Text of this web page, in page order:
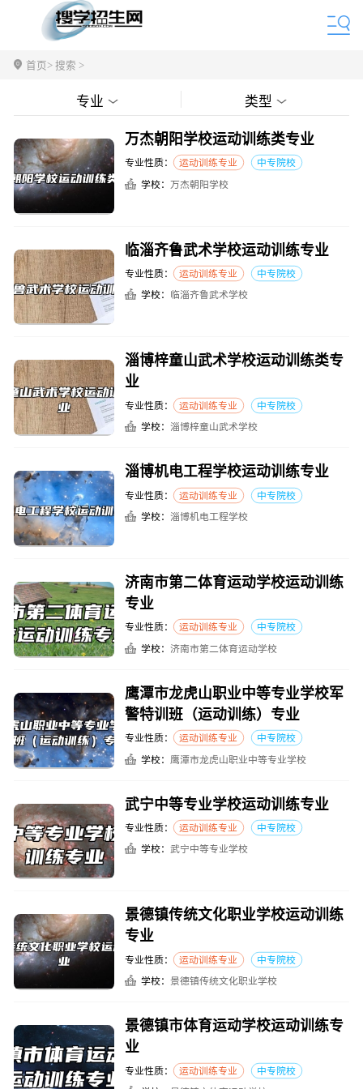
首页> 搜索 >
专业 类型
万杰朝阳学校运动训练类专业
专业性质： 运动训练专业
中专院校
学校： 万杰朝阳学校
临淄齐鲁武术学校运动训练专业
专业性质： 运动训练专业
中专院校
学校：
临淄齐鲁武术学校
淄博梓童山武术学校运动训练类专
业
专业性质： 运动训练专业
中专院校
学校： 淄博梓童山武术学校
淄博机电工程学校运动训练专业
专业性质： 运动训练专业
中专院校
学校： 淄博机电工程学校
济南市第二体育运动学校运动训练
专业
专业性质： 运动训练专业
中专院校
学校： 济南市第二体育运动学校
鹰潭市龙虎山职业中等专业学校军
警特训班（运动训练）专业
专业性质： 运动训练专业
中专院校
学校：
鹰潭市龙虎山职业中等专业学校
武宁中等专业学校运动训练专业
专业性质： 运动训练专业
中专院校
学校： 武宁中等专业学校
景德镇传统文化职业学校运动训练
专业
专业性质： 运动训练专业
中专院校
学校： 景德镇传统文化职业学校
景德镇市体育运动学校运动训练专
业
专业性质： 运动训练专业
中专院校